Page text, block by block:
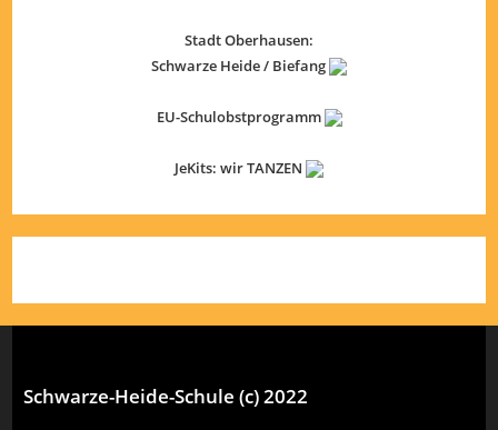
Stadt Oberhausen:
Schwarze Heide / Biefang
EU-Schulobstprogramm
JeKits: wir TANZEN
Schwarze-Heide-Schule (c) 2022